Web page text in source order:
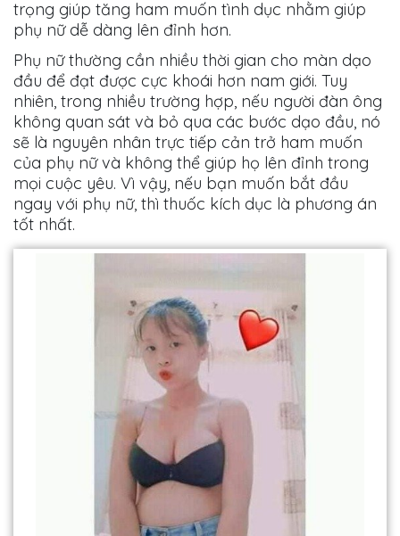
trọng giúp tăng ham muốn tình dục nhằm giúp
phụ nữ dễ dàng lên đỉnh hơn.
Phụ nữ thường cần nhiều thời gian cho màn dạo
đầu để đạt được cực khoái hơn nam giới. Tuy
nhiên, trong nhiều trường hợp, nếu người đàn ông
không quan sát và bỏ qua các bước dạo đầu, nó
sẽ là nguyên nhân trực tiếp cản trở ham muốn
của phụ nữ và không thể giúp họ lên đỉnh trong
mọi cuộc yêu. Vì vậy, nếu bạn muốn bắt đầu
ngay với phụ nữ, thì thuốc kích dục là phương án
tốt nhất.